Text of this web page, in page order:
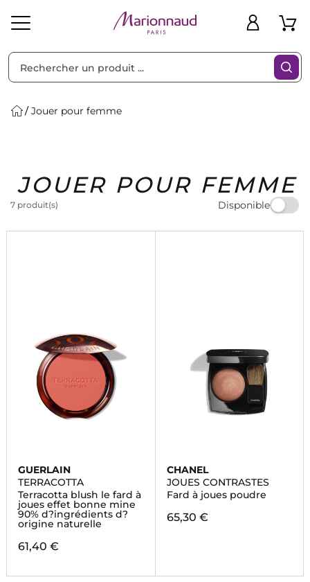
Solaire Homme Marques Idées
Cadeaux
Bons
Plans
Jouer pour femme
JOUER POUR FEMME
7 produit(s) Disponible
Filtres
GUERLAIN
TERRACOTTA
Terracotta blush le fard à
joues effet bonne mine
90% d?ingrédients d?
origine naturelle
61,40 €
CHANEL
JOUES CONTRASTES
Fard à joues poudre
65,30 €